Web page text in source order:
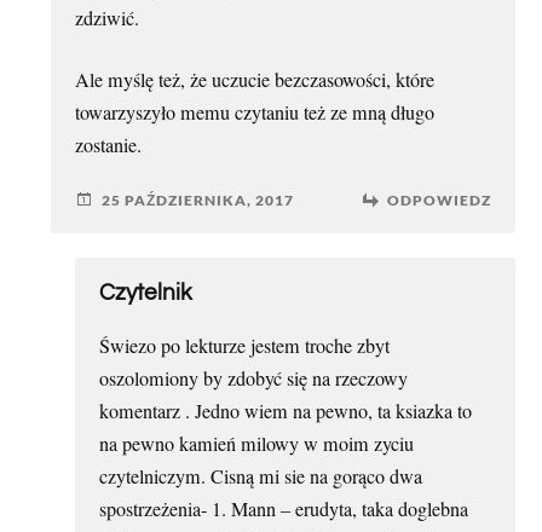
zdziwić.
Ale myślę też, że uczucie bezczasowości, które
towarzyszyło memu czytaniu też ze mną długo
zostanie.
25 PAŹDZIERNIKA, 2017 ODPOWIEDZ
Czytelnik
Świezo po lekturze jestem troche zbyt
oszolomiony by zdobyć się na rzeczowy
komentarz . Jedno wiem na pewno, ta ksiazka to
na pewno kamień milowy w moim zyciu
czytelniczym. Cisną mi sie na gorąco dwa
spostrzeżenia- 1. Mann – erudyta, taka doglebna